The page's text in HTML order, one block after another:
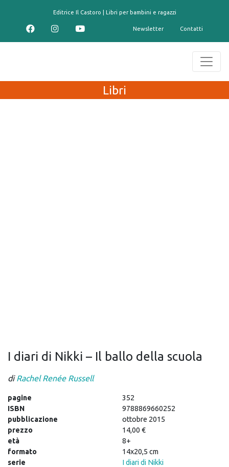
Editrice Il Castoro | Libri per bambini e ragazzi
Newsletter Contatti
Libri
I diari di Nikki – Il ballo della scuola
diRachel Renée Russell
pagine
352
ISBN
9788869660252
pubblicazione
ottobre 2015
prezzo
14,00 €
età
8+
formato
14x20,5 cm
serie
I diari di Nikki